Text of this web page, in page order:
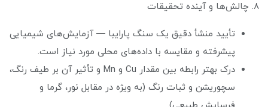
۸. چالش‌ها و آینده تحقیقات
تأیید منشأ دقیق یک سنگ پارایبا — آزمایش‌های شیمیایی
پیشرفته و مقایسه با داده‌های محلی مورد نیاز است.
درک بهتر رابطه بین مقدار Cu و Mn و تأثیر آن بر طیف رنگ،
سچوریشن و ثبات رنگ (به ویژه در مقابل نور، گرما و